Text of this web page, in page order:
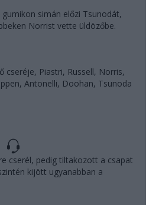
simán előzi Tsunodát,
Norrist vette üldözőbe.
cseréje, Piastri, Russell, Norris,
Antonelli, Doohan, Tsunoda
cserél, pedig tiltakozott a csapat
kijött ugyanabban a